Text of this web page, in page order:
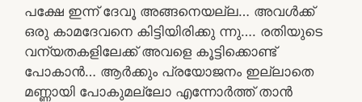
പക്ഷേ ഇന്ന് ദേവൂ അങ്ങനെയല്ല… അവൾക്ക്
ഒരു കാമദേവനെ കിട്ടിയിരിക്കു ന്നു…. രതിയുടെ
വന്യതകളിലേക്ക് അവളെ കൂട്ടിക്കൊണ്ട്
പോകാൻ… ആർക്കും പ്രയോജനം ഇല്ലാതെ
മണ്ണായി പോകുമല്ലോ എന്നോർത്ത് താൻ